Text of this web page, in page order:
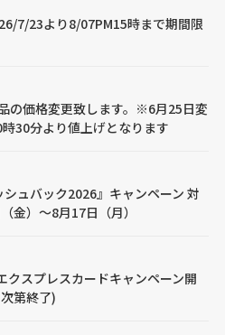
7/23より8/07PM15時まで期間限
の価格変更致します。※6月25日変
30分より値上げとなります
ュバック2026』キャンペーン 対
金）～8月17日（月）
クスプレスカードキャンペーン開
第終了)